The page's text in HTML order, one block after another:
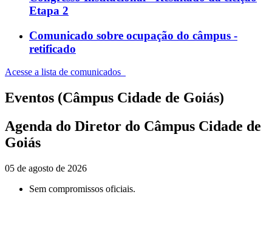
Etapa 2
Comunicado sobre ocupação do câmpus -
retificado
Acesse a lista de comunicados
Eventos (Câmpus Cidade de Goiás)
Agenda do Diretor do Câmpus Cidade de
Goiás
05 de agosto de 2026
Sem compromissos oficiais.